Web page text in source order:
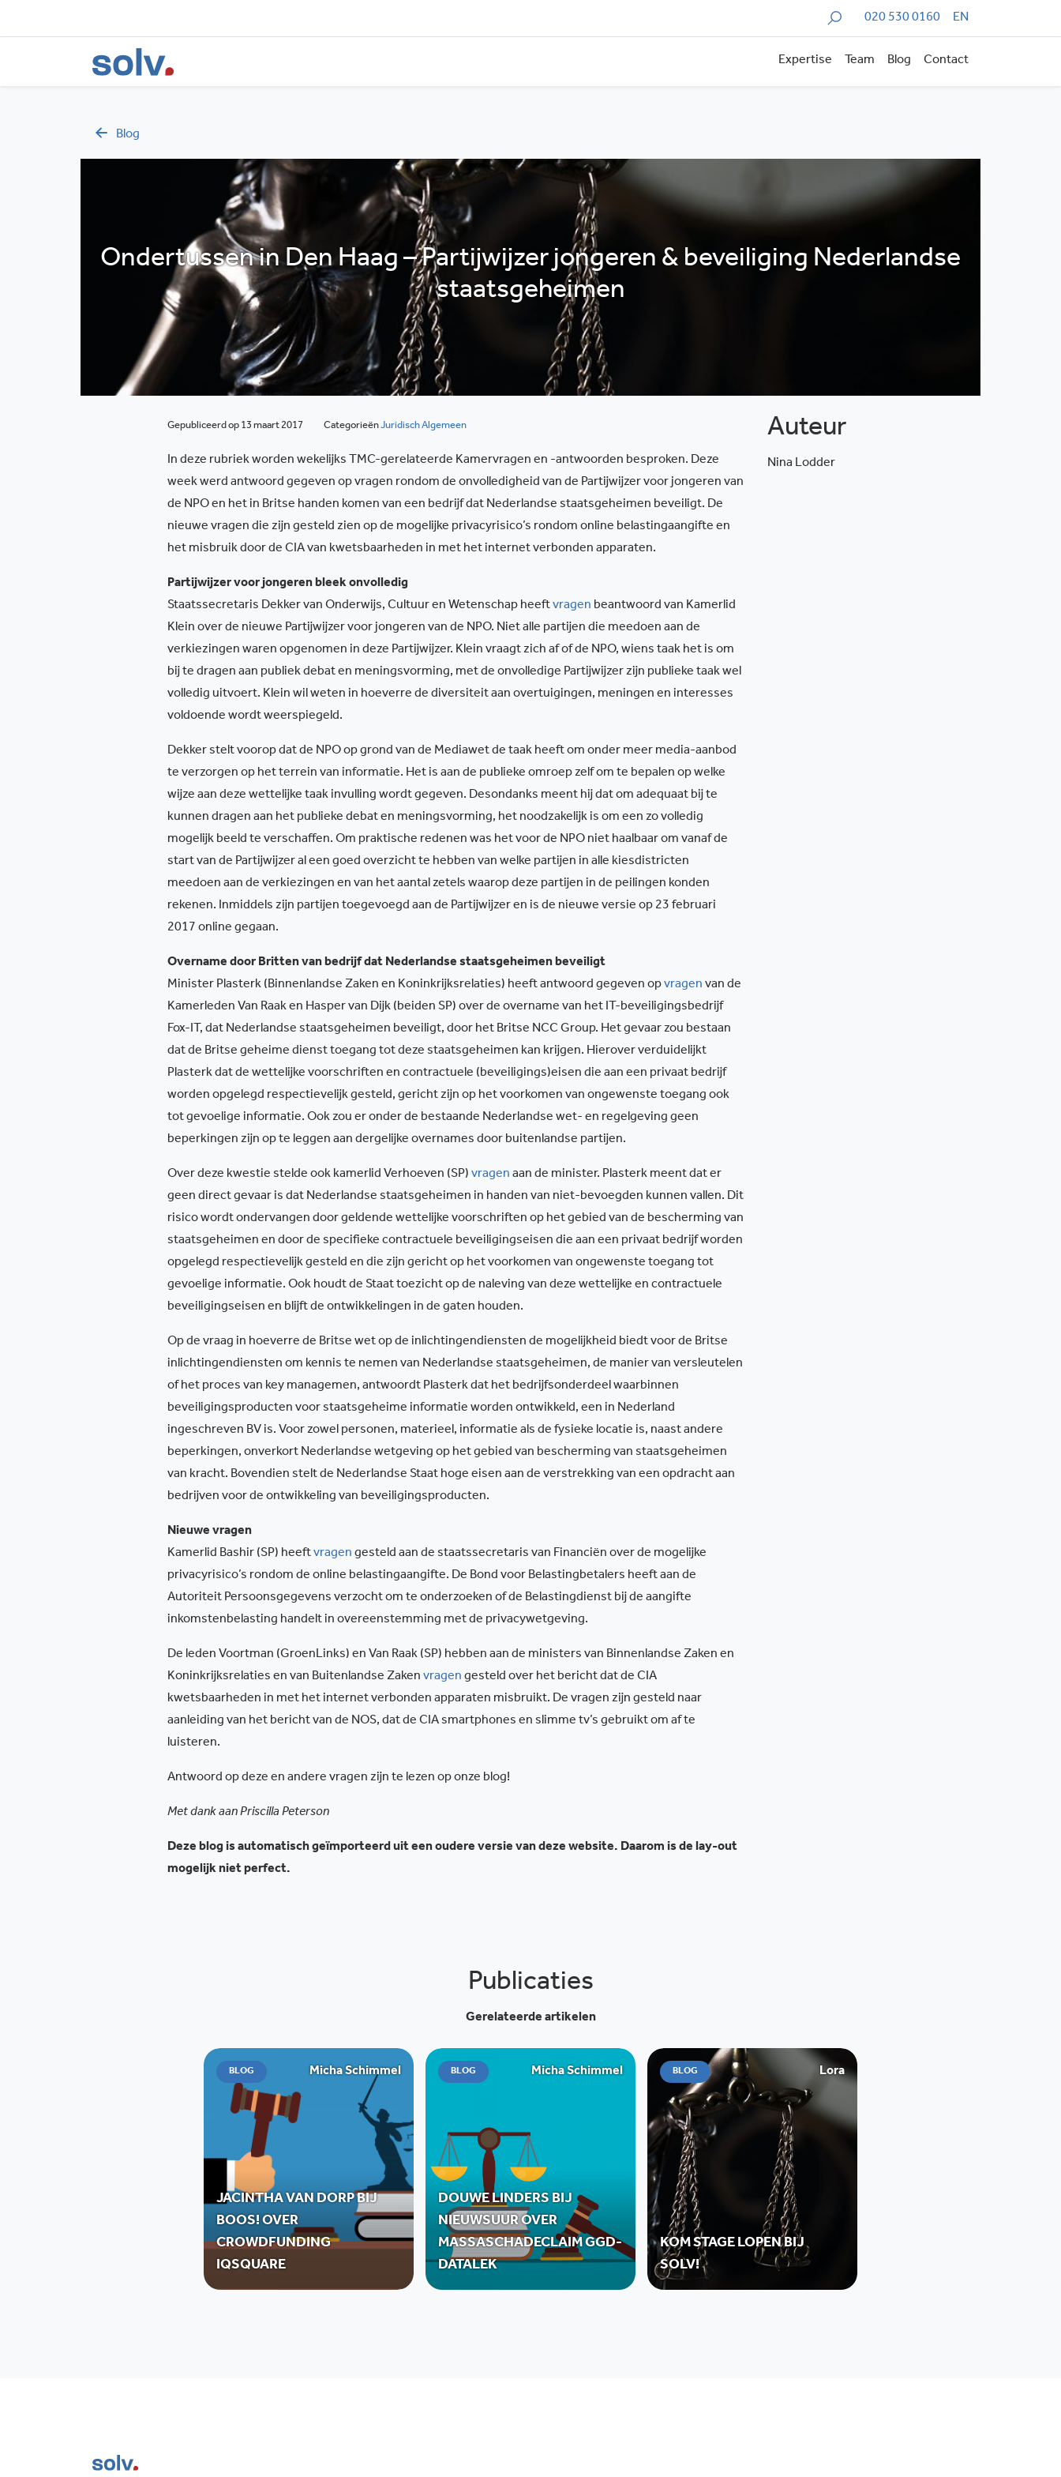
Zoeken 020 530 0160 EN
Expertise Team Blog Contact
Blog
Ondertussen in Den Haag – Partijwijzer jongeren & beveiliging Nederlandse
staatsgeheimen
Gepubliceerd op 13 maart 2017 CategorieënJuridisch Algemeen
In deze rubriek worden wekelijks TMC-gerelateerde Kamervragen en -antwoorden besproken. Deze
week werd antwoord gegeven op vragen rondom de onvolledigheid van de Partijwijzer voor jongeren van
de NPO en het in Britse handen komen van een bedrijf dat Nederlandse staatsgeheimen beveiligt. De
nieuwe vragen die zijn gesteld zien op de mogelijke privacyrisico’s rondom online belastingaangifte en
het misbruik door de CIA van kwetsbaarheden in met het internet verbonden apparaten.
Partijwijzer voor jongeren bleek onvolledig
Staatssecretaris Dekker van Onderwijs, Cultuur en Wetenschap heeftvragen beantwoord van Kamerlid
Klein over de nieuwe Partijwijzer voor jongeren van de NPO. Niet alle partijen die meedoen aan de
verkiezingen waren opgenomen in deze Partijwijzer. Klein vraagt zich af of de NPO, wiens taak het is om
bij te dragen aan publiek debat en meningsvorming, met de onvolledige Partijwijzer zijn publieke taak wel
volledig uitvoert. Klein wil weten in hoeverre de diversiteit aan overtuigingen, meningen en interesses
voldoende wordt weerspiegeld.
Dekker stelt voorop dat de NPO op grond van de Mediawet de taak heeft om onder meer media-aanbod
te verzorgen op het terrein van informatie. Het is aan de publieke omroep zelf om te bepalen op welke
wijze aan deze wettelijke taak invulling wordt gegeven. Desondanks meent hij dat om adequaat bij te
kunnen dragen aan het publieke debat en meningsvorming, het noodzakelijk is om een zo volledig
mogelijk beeld te verschaffen. Om praktische redenen was het voor de NPO niet haalbaar om vanaf de
start van de Partijwijzer al een goed overzicht te hebben van welke partijen in alle kiesdistricten
meedoen aan de verkiezingen en van het aantal zetels waarop deze partijen in de peilingen konden
rekenen. Inmiddels zijn partijen toegevoegd aan de Partijwijzer en is de nieuwe versie op 23 februari
2017 online gegaan.
Overname door Britten van bedrijf dat Nederlandse staatsgeheimen beveiligt
Minister Plasterk (Binnenlandse Zaken en Koninkrijksrelaties) heeft antwoord gegeven opvragen van de
Kamerleden Van Raak en Hasper van Dijk (beiden SP) over de overname van het IT-beveiligingsbedrijf
Fox-IT, dat Nederlandse staatsgeheimen beveiligt, door het Britse NCC Group. Het gevaar zou bestaan
dat de Britse geheime dienst toegang tot deze staatsgeheimen kan krijgen. Hierover verduidelijkt
Plasterk dat de wettelijke voorschriften en contractuele (beveiligings)eisen die aan een privaat bedrijf
worden opgelegd respectievelijk gesteld, gericht zijn op het voorkomen van ongewenste toegang ook
tot gevoelige informatie. Ook zou er onder de bestaande Nederlandse wet- en regelgeving geen
beperkingen zijn op te leggen aan dergelijke overnames door buitenlandse partijen.
Over deze kwestie stelde ook kamerlid Verhoeven (SP) vragen aan de minister. Plasterk meent dat er
geen direct gevaar is dat Nederlandse staatsgeheimen in handen van niet-bevoegden kunnen vallen. Dit
risico wordt ondervangen door geldende wettelijke voorschriften op het gebied van de bescherming van
staatsgeheimen en door de specifieke contractuele beveiligingseisen die aan een privaat bedrijf worden
opgelegd respectievelijk gesteld en die zijn gericht op het voorkomen van ongewenste toegang tot
gevoelige informatie. Ook houdt de Staat toezicht op de naleving van deze wettelijke en contractuele
beveiligingseisen en blijft de ontwikkelingen in de gaten houden.
Op de vraag in hoeverre de Britse wet op de inlichtingendiensten de mogelijkheid biedt voor de Britse
inlichtingendiensten om kennis te nemen van Nederlandse staatsgeheimen, de manier van versleutelen
of het proces van key managemen, antwoordt Plasterk dat het bedrijfsonderdeel waarbinnen
beveiligingsproducten voor staatsgeheime informatie worden ontwikkeld, een in Nederland
ingeschreven BV is. Voor zowel personen, materieel, informatie als de fysieke locatie is, naast andere
beperkingen, onverkort Nederlandse wetgeving op het gebied van bescherming van staatsgeheimen
van kracht. Bovendien stelt de Nederlandse Staat hoge eisen aan de verstrekking van een opdracht aan
bedrijven voor de ontwikkeling van beveiligingsproducten.
Nieuwe vragen
Kamerlid Bashir (SP) heeftvragen gesteld aan de staatssecretaris van Financiën over de mogelijke
privacyrisico’s rondom de online belastingaangifte. De Bond voor Belastingbetalers heeft aan de
Autoriteit Persoonsgegevens verzocht om te onderzoeken of de Belastingdienst bij de aangifte
inkomstenbelasting handelt in overeenstemming met de privacywetgeving.
De leden Voortman (GroenLinks) en Van Raak (SP) hebben aan de ministers van Binnenlandse Zaken en
Koninkrijksrelaties en van Buitenlandse Zaken vragen gesteld over het bericht dat de CIA
kwetsbaarheden in met het internet verbonden apparaten misbruikt. De vragen zijn gesteld naar
aanleiding van het bericht van de NOS, dat de CIA smartphones en slimme tv’s gebruikt om af te
luisteren.
Antwoord op deze en andere vragen zijn te lezen op onze blog!
Met dank aan Priscilla Peterson
Deze blog is automatisch geïmporteerd uit een oudere versie van deze website. Daarom is de lay-out
mogelijk niet perfect.
Auteur
Nina Lodder
Publicaties
Gerelateerde artikelen
BLOG Micha Schimmel
JACINTHA VAN DORP BIJ
BOOS! OVER
CROWDFUNDING
IQSQUARE
BLOG Micha Schimmel
DOUWE LINDERS BIJ
NIEUWSUUR OVER
MASSASCHADECLAIM GGD-
DATALEK
BLOG Lora
KOM STAGE LOPEN BIJ
SOLV!